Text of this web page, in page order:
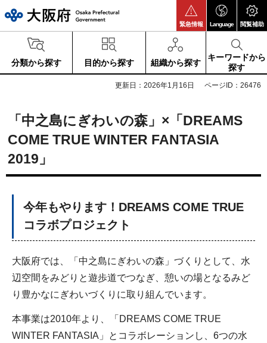
緊急情報 Language 閲覧補助
分類から探す 目的から探す 組織から探す
キーワードから
探す
更新日：2026年1月16日 ページID：26476
「中之島にぎわいの森」×「DREAMS
COME TRUE WINTER FANTASIA
2019」
今年もやります！DREAMS COME TRUE
コラボプロジェクト
大阪府では、「中之島にぎわいの森」づくりとして、水
辺空間をみどりと遊歩道でつなぎ、憩いの場となるみど
り豊かなにぎわいづくりに取り組んでいます。
本事業は2010年より、「DREAMS COME TRUE
WINTER FANTASIA」とコラボレーションし、6つの水